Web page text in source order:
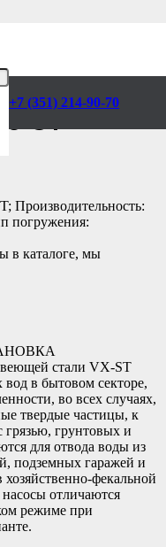
+7 (351) 214-90-70
ST
Производительность:
погружения:
в каталоге, мы
стали VX-ST
в бытовом секторе,
во всех случаях,
твердые частицы, к
грязью, грунтовых и
для отвода воды из
подземных гаражей и
фекальной
отличаются
режиме при